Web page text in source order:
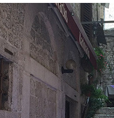
MAIL